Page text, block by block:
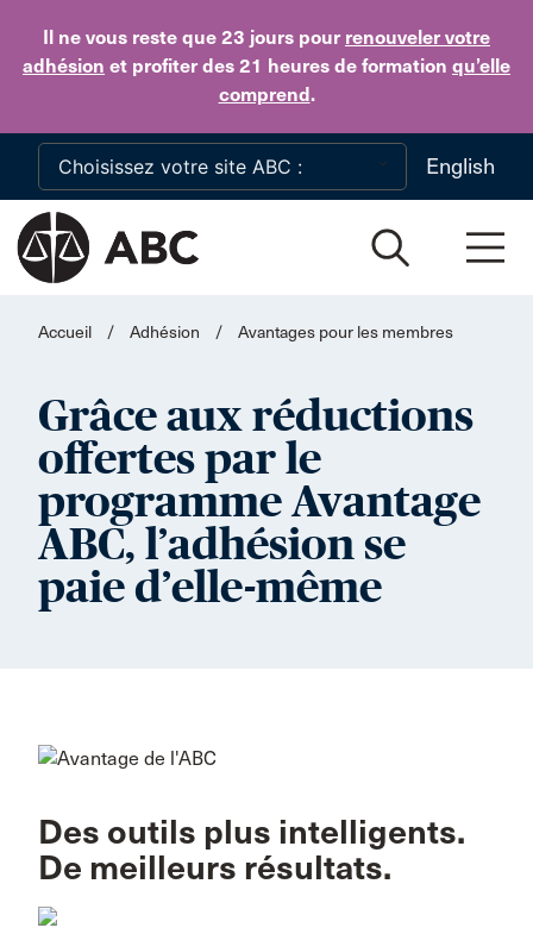
Il ne vous reste que 23 jours pour renouveler votre
adhésion et profiter des 21 heures de formation qu’elle
comprend.
Skip to main content
English
Accueil / Adhésion / Avantages pour les membres
Grâce aux réductions
offertes par le
programme Avantage
ABC, l’adhésion se
paie d’elle-même
Des outils plus intelligents.
De meilleurs résultats.